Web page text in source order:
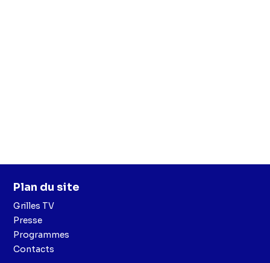
Plan du site
Grilles TV
Presse
Programmes
Contacts